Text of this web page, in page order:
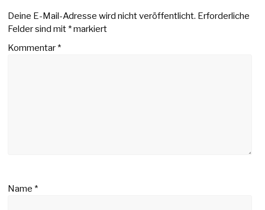
Deine E-Mail-Adresse wird nicht veröffentlicht. Erforderliche
Felder sind mit*markiert
Kommentar*
Name*